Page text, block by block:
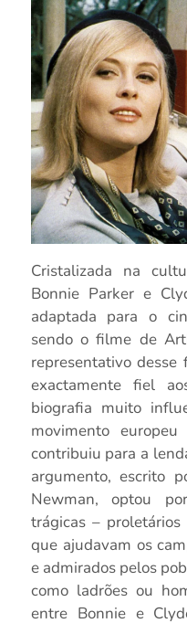
Cristalizada na
Bonnie Parker e
adaptada para o
sendo o filme de
representativo desse
exactamente fiel
biografia muito
movimento
contribuiu para a
argumento, escrito
Newman, optou
trágicas –
que ajudavam os
e admirados pelos
como ladrões ou
entre Bonnie e